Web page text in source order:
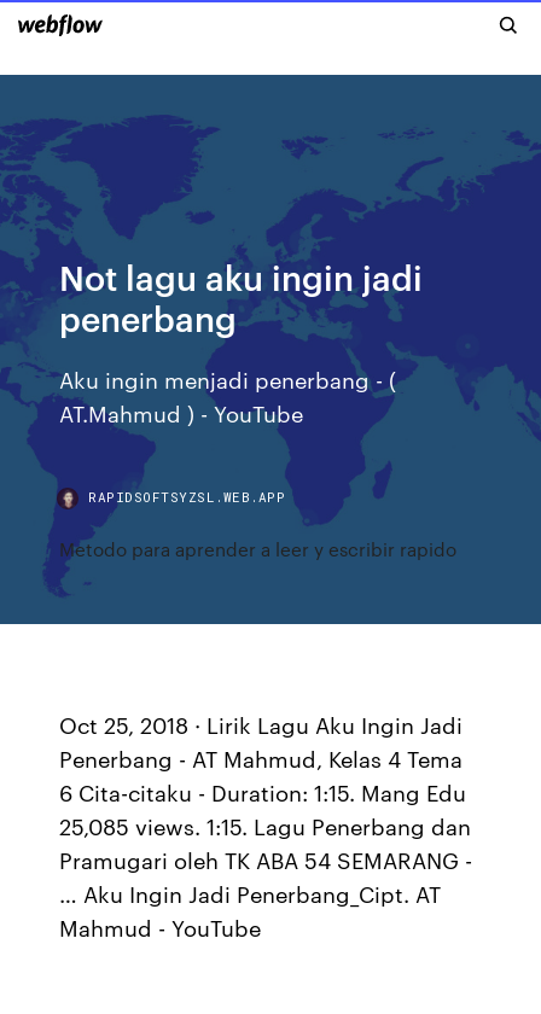
Not lagu aku ingin jadi
penerbang
Aku ingin menjadi penerbang - (
AT.Mahmud ) - YouTube
RAPIDSOFTSYZSL.WEB.APP
Metodo para aprender a leer y escribir rapido
Oct 25, 2018 · Lirik Lagu Aku Ingin Jadi
Penerbang - AT Mahmud, Kelas 4 Tema
6 Cita-citaku - Duration: 1:15. Mang Edu
25,085 views. 1:15. Lagu Penerbang dan
Pramugari oleh TK ABA 54 SEMARANG -
… Aku Ingin Jadi Penerbang_Cipt. AT
Mahmud - YouTube